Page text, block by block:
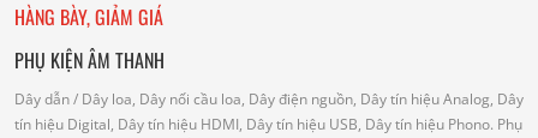
HÀNG BÀY, GIẢM GIÁ
PHỤ KIỆN ÂM THANH
Dây dẫn/ Dây loa, Dây nối cầu loa, Dây điện nguồn, Dây tín hiệu Analog, Dây
tín hiệu Digital, Dây tín hiệu HDMI, Dây tín hiệu USB, Dây tín hiệu Phono. Phụ